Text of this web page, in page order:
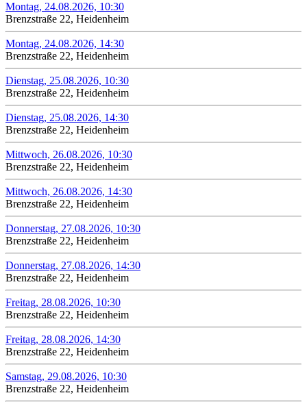
Montag, 24.08.2026, 10:30
Brenzstraße 22, Heidenheim
Montag, 24.08.2026, 14:30
Brenzstraße 22, Heidenheim
Dienstag, 25.08.2026, 10:30
Brenzstraße 22, Heidenheim
Dienstag, 25.08.2026, 14:30
Brenzstraße 22, Heidenheim
Mittwoch, 26.08.2026, 10:30
Brenzstraße 22, Heidenheim
Mittwoch, 26.08.2026, 14:30
Brenzstraße 22, Heidenheim
Donnerstag, 27.08.2026, 10:30
Brenzstraße 22, Heidenheim
Donnerstag, 27.08.2026, 14:30
Brenzstraße 22, Heidenheim
Freitag, 28.08.2026, 10:30
Brenzstraße 22, Heidenheim
Freitag, 28.08.2026, 14:30
Brenzstraße 22, Heidenheim
Samstag, 29.08.2026, 10:30
Brenzstraße 22, Heidenheim